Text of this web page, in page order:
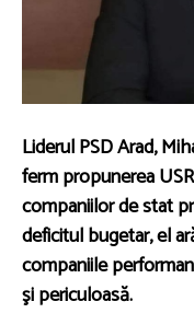
Liderul PSD Arad,
ferm propunerea
companiilor de stat
deficitul bugetar, el
companiile
şi periculoasă.